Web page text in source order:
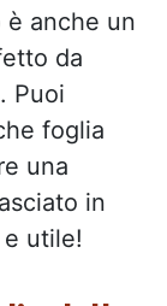
è anche un
da
Puoi
foglia
una
in
utile!